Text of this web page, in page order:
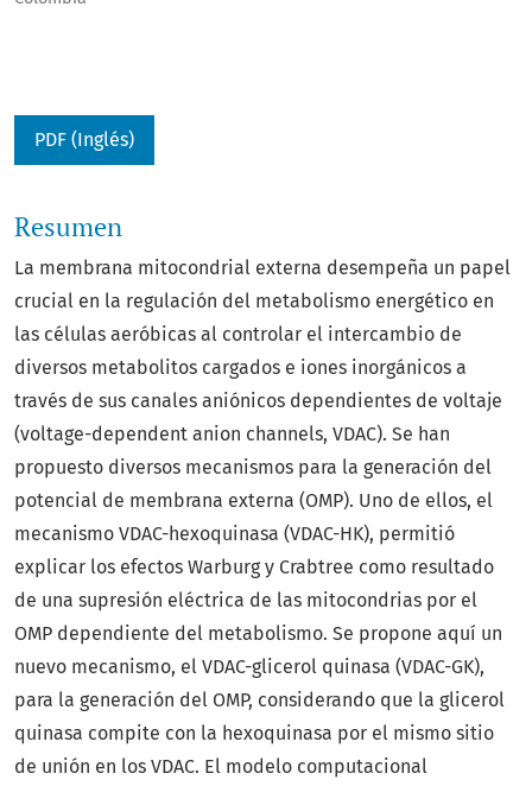
PDF (Inglés)
Resumen
La membrana mitocondrial externa desempeña un papel
crucial en la regulación del metabolismo energético en
las células aeróbicas al controlar el intercambio de
diversos metabolitos cargados e iones inorgánicos a
través de sus canales aniónicos dependientes de voltaje
(voltage-dependent anion channels, VDAC). Se han
propuesto diversos mecanismos para la generación del
potencial de membrana externa (OMP). Uno de ellos, el
mecanismo VDAC-hexoquinasa (VDAC-HK), permitió
explicar los efectos Warburg y Crabtree como resultado
de una supresión eléctrica de las mitocondrias por el
OMP dependiente del metabolismo. Se propone aquí un
nuevo mecanismo, el VDAC-glicerol quinasa (VDAC-GK),
para la generación del OMP, considerando que la glicerol
quinasa compite con la hexoquinasa por el mismo sitio
de unión en los VDAC. El modelo computacional